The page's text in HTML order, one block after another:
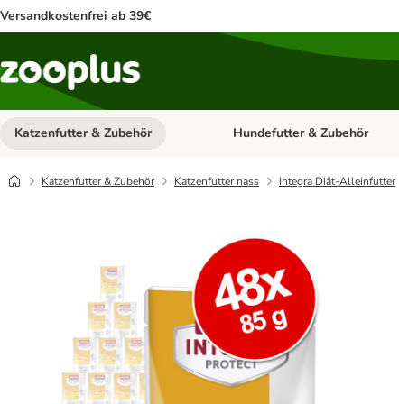
Versandkostenfrei ab 39€
Katzenfutter & Zubehör Kategorie-Menü öffnen:
Hundefutter & Zubehör
Katzenfutter & Zubehör Katzenfutter nass Integra Diät-Alleinfutter